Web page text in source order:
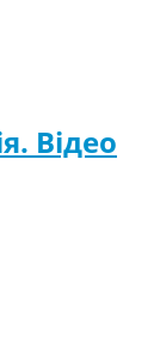
Відео